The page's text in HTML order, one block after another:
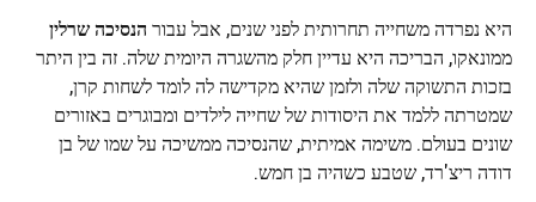
היא נפרדה משחייה תחרותית לפני שנים, אבל עבור הנסיכה שרלין
ממונאקו, הבריכה היא עדיין חלק מהשגרה היומית שלה. זה בין היתר
בזכות התשוקה שלה ולזמן שהיא מקדישה לה לומד לשחות קרן,
שמטרתה ללמד את היסודות של שחייה לילדים ומבוגרים באזורים
שונים בעולם. משימה אמיתית, שהנסיכה ממשיכה על שמו של בן
דודה ריצ'רד, שטבע כשהיה בן חמש.